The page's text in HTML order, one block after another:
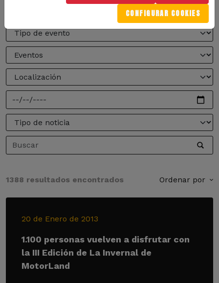
1388 resultados encontrados Ordenar por
20 de Enero de 2013
1.100 personas vuelven a disfrutar con
la III Edición de La Invernal de
MotorLand
CONFIGURAR COOKIES